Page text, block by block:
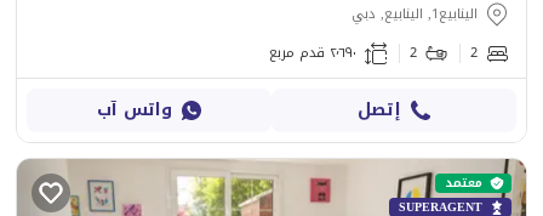
الينابيع1, الينابيع, دبي
2
2 ٢٬٦٩٠ قدم مربع
إتصل واتس آب
معتمد
SUPERAGENT